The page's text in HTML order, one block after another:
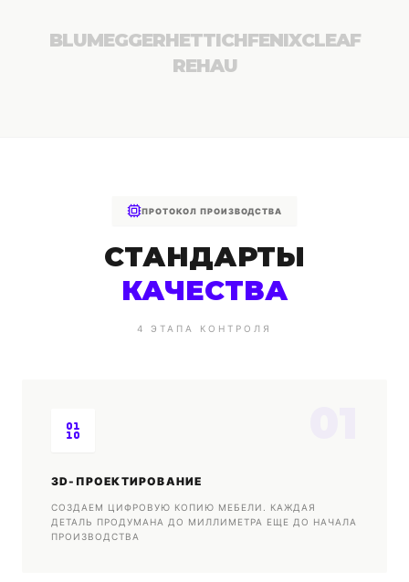
BLUMEGGERHETTICHFENIXCLEAF
REHAU
ПРОТОКОЛ ПРОИЗВОДСТВА
СТАНДАРТЫ
КАЧЕСТВА
4 ЭТАПА КОНТРОЛЯ
3D-ПРОЕКТИРОВАНИЕ
СОЗДАЕМ ЦИФРОВУЮ КОПИЮ МЕБЕЛИ. КАЖДАЯ
ДЕТАЛЬ ПРОДУМАНА ДО МИЛЛИМЕТРА ЕЩЕ ДО НАЧАЛА
ПРОИЗВОДСТВА